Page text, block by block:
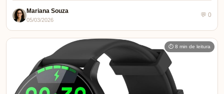
Mariana Souza
05/03/2026
💬 0
⏱ 8 min de leitura